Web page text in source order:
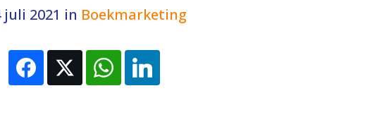
juli 2021 in Boekmarketing